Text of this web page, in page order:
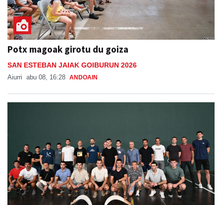
Potx magoak girotu du goiza
SAN ESTEBAN JAIAK GOIBURUN 2026
Aiurri abu 08, 16:28 ANDOAIN